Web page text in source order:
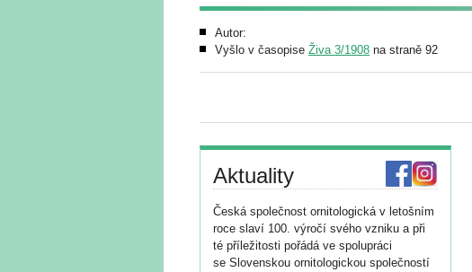
Autor:
Vyšlo v časopise Živa 3/1908 na straně 92
Aktuality
Česká společnost ornitologická v letošním
roce slaví 100. výročí svého vzniku a při
té příležitosti pořádá ve spolupráci
se Slovenskou ornitologickou společností